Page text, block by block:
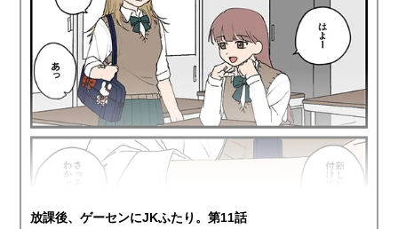
放課後、ゲーセンにJKふたり。第11話